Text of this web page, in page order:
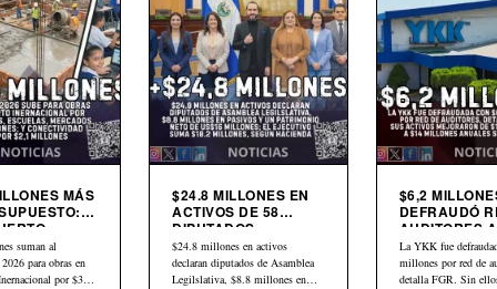
MÁS
Y
suman al
para obras en
por $30,2
$24.8 MILLONES EN
ACTIVOS DE 58
DIPUTADOS
DECLARADOS EN
HACIENDA
$24.8 millones en activos
declaran diputados de Asamblea
Legilslativa, $8.8 millones en
$6,2
DEFRAUDÓ
AUDITORES
YKK
La YKK fue
millones por red de
detalla FGR. Sin